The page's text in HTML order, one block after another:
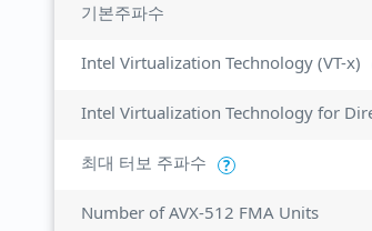
기본주파수
Intel Virtualization Technology (VT-x)
최대 터보 주파수 ?
Number of AVX-512 FMA Units